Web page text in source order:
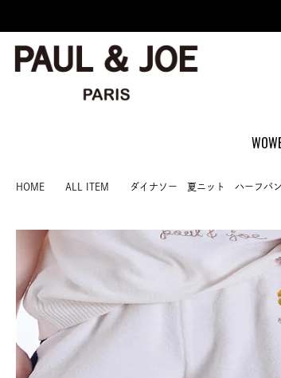
HOME ALL ITEM ダイナソー 夏ニット ハーフパ